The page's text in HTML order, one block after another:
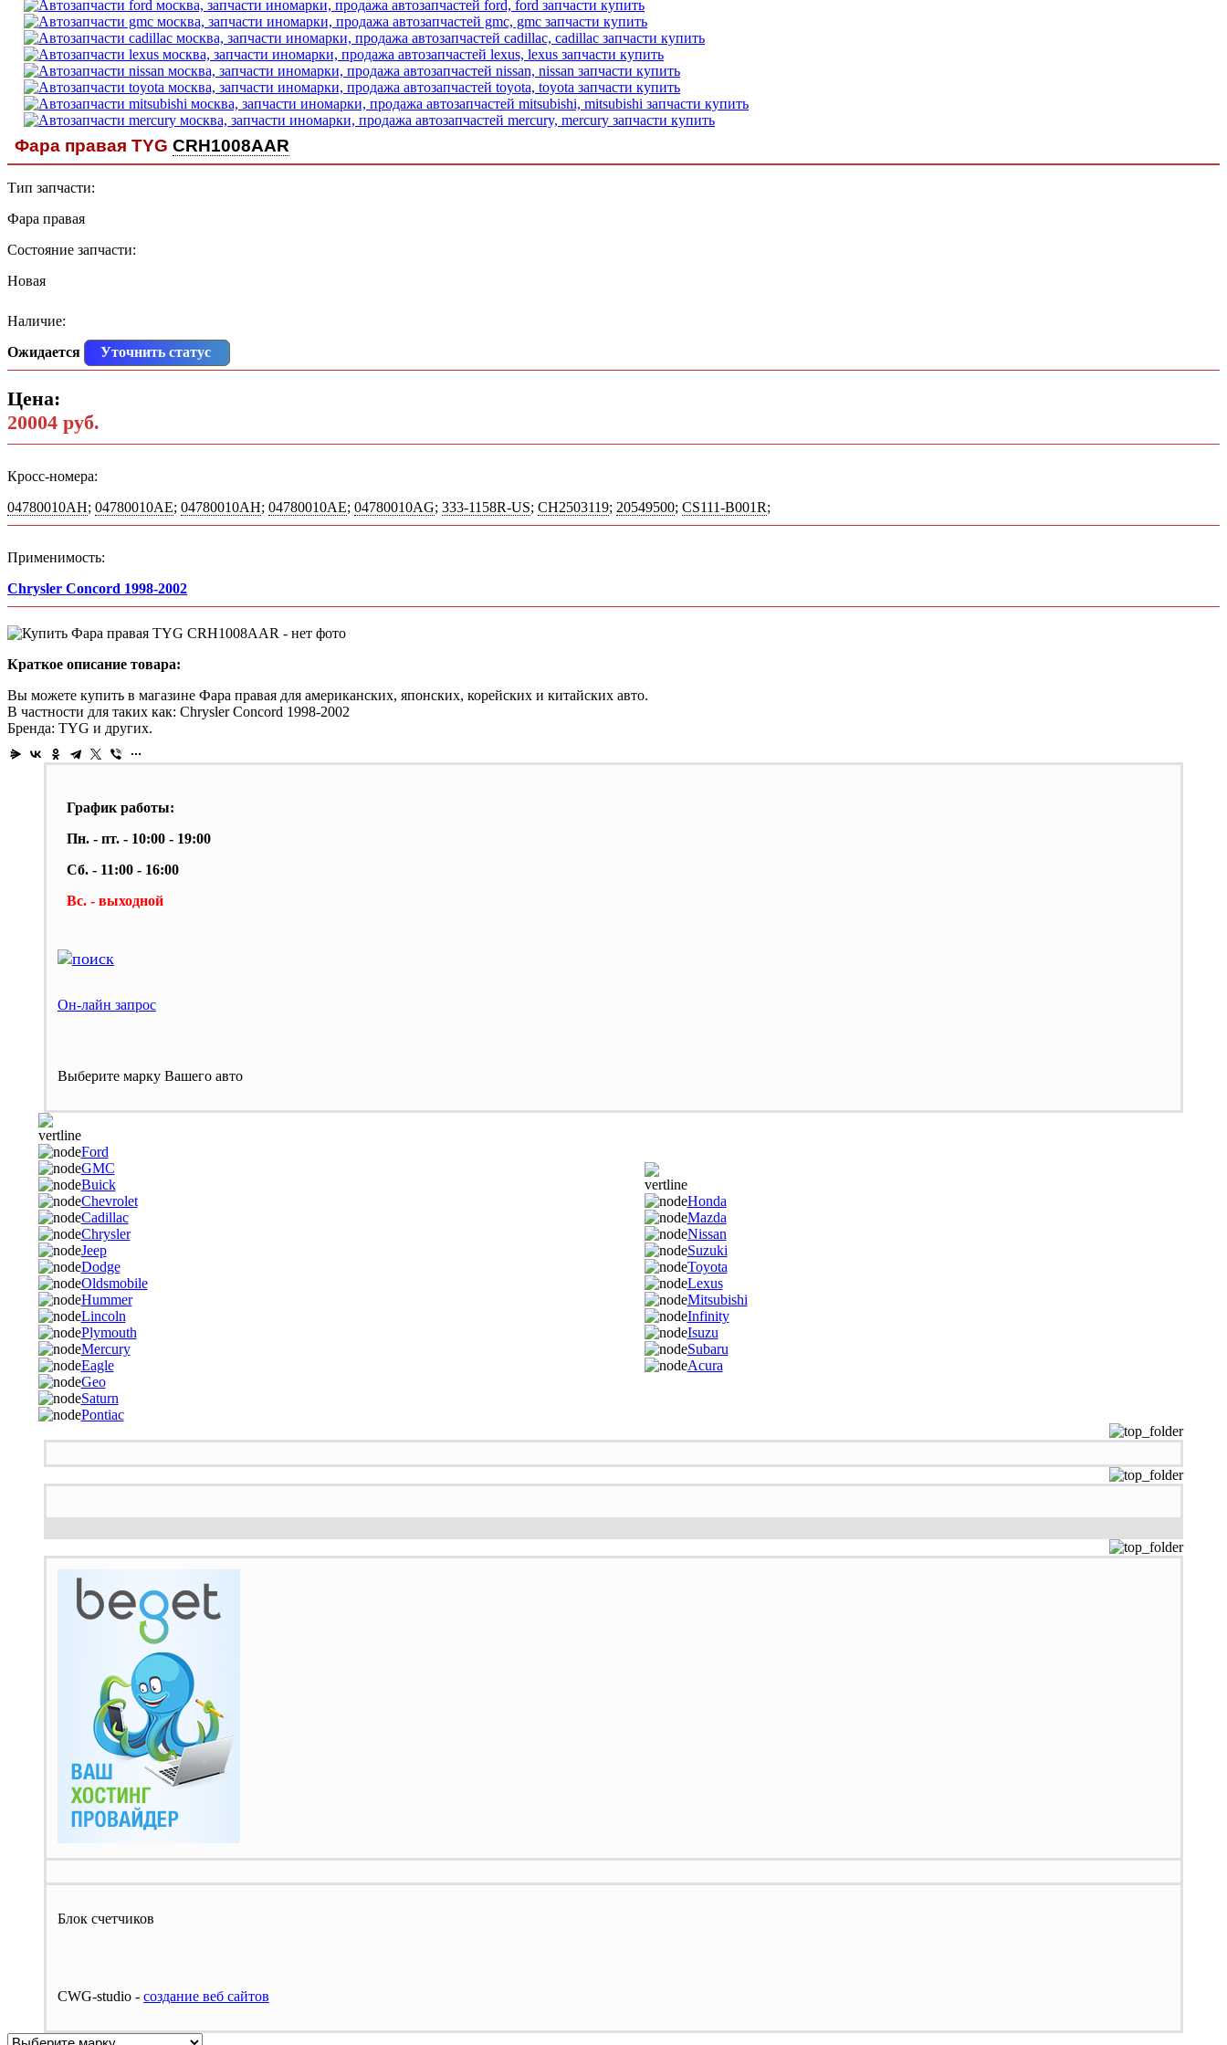
Фара правая TYG CRH1008AAR
Тип запчасти:
Фара правая
Состояние запчасти:
Новая
Наличие:
Ожидается
Уточнить статус
Цена:
20004 руб.
Кросс-номера:
04780010AH; 04780010AE; 04780010AH; 04780010AE; 04780010AG; 333-1158R-US; CH2503119; 20549500; CS111-B001R;
Применимость:
Chrysler Concord 1998-2002
Краткое описание товара:
Вы можете купить в магазине Фара правая для американских, японских, корейских и китайских авто.
В частности для таких как: Chrysler Concord 1998-2002
Бренда: TYG и других.
График работы:
Пн. - пт. - 10:00 - 19:00
Сб. - 11:00 - 16:00
Вс. - выходной
Он-лайн запрос
Выберите марку Вашего авто
Ford
GMC
Buick
Chevrolet
Cadillac
Chrysler
Jeep
Dodge
Oldsmobile
Hummer
Lincoln
Plymouth
Mercury
Eagle
Geo
Saturn
Pontiac
Honda
Mazda
Nissan
Suzuki
Toyota
Lexus
Mitsubishi
Infinity
Isuzu
Subaru
Acura
Блок счетчиков
CWG-studio - cоздание веб сайтов